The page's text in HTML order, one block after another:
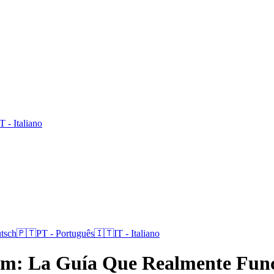
- Italiano
🇵🇹PT - Português🇮🇹IT - Italiano
La Guía Que Realmente